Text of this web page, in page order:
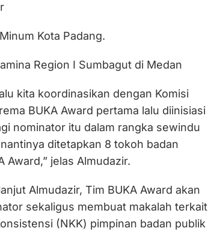
Kota Padang.
Region I Sumbagut di Medan
kita koordinasikan dengan Komisi
BUKA Award pertama lalu diinisiasi
nominator itu dalam rangka sewindu
ditetapkan 8 tokoh badan
Award,” jelas Almudazir.
Almudazir, Tim BUKA Award akan
sekaligus membuat makalah terkait
(NKK) pimpinan badan publik